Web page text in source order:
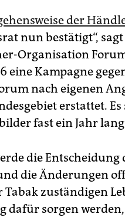
der
nun bestätigt“,
Organisation
eine Kampagne
nach eigenen
erstattet.
fast ein Jahr
die Entscheidung
die Änderungen
Tabak zuständigen
dafür sorgen